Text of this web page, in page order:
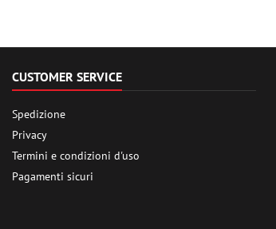
CUSTOMER SERVICE
Spedizione
Privacy
Termini e condizioni d'uso
Pagamenti sicuri